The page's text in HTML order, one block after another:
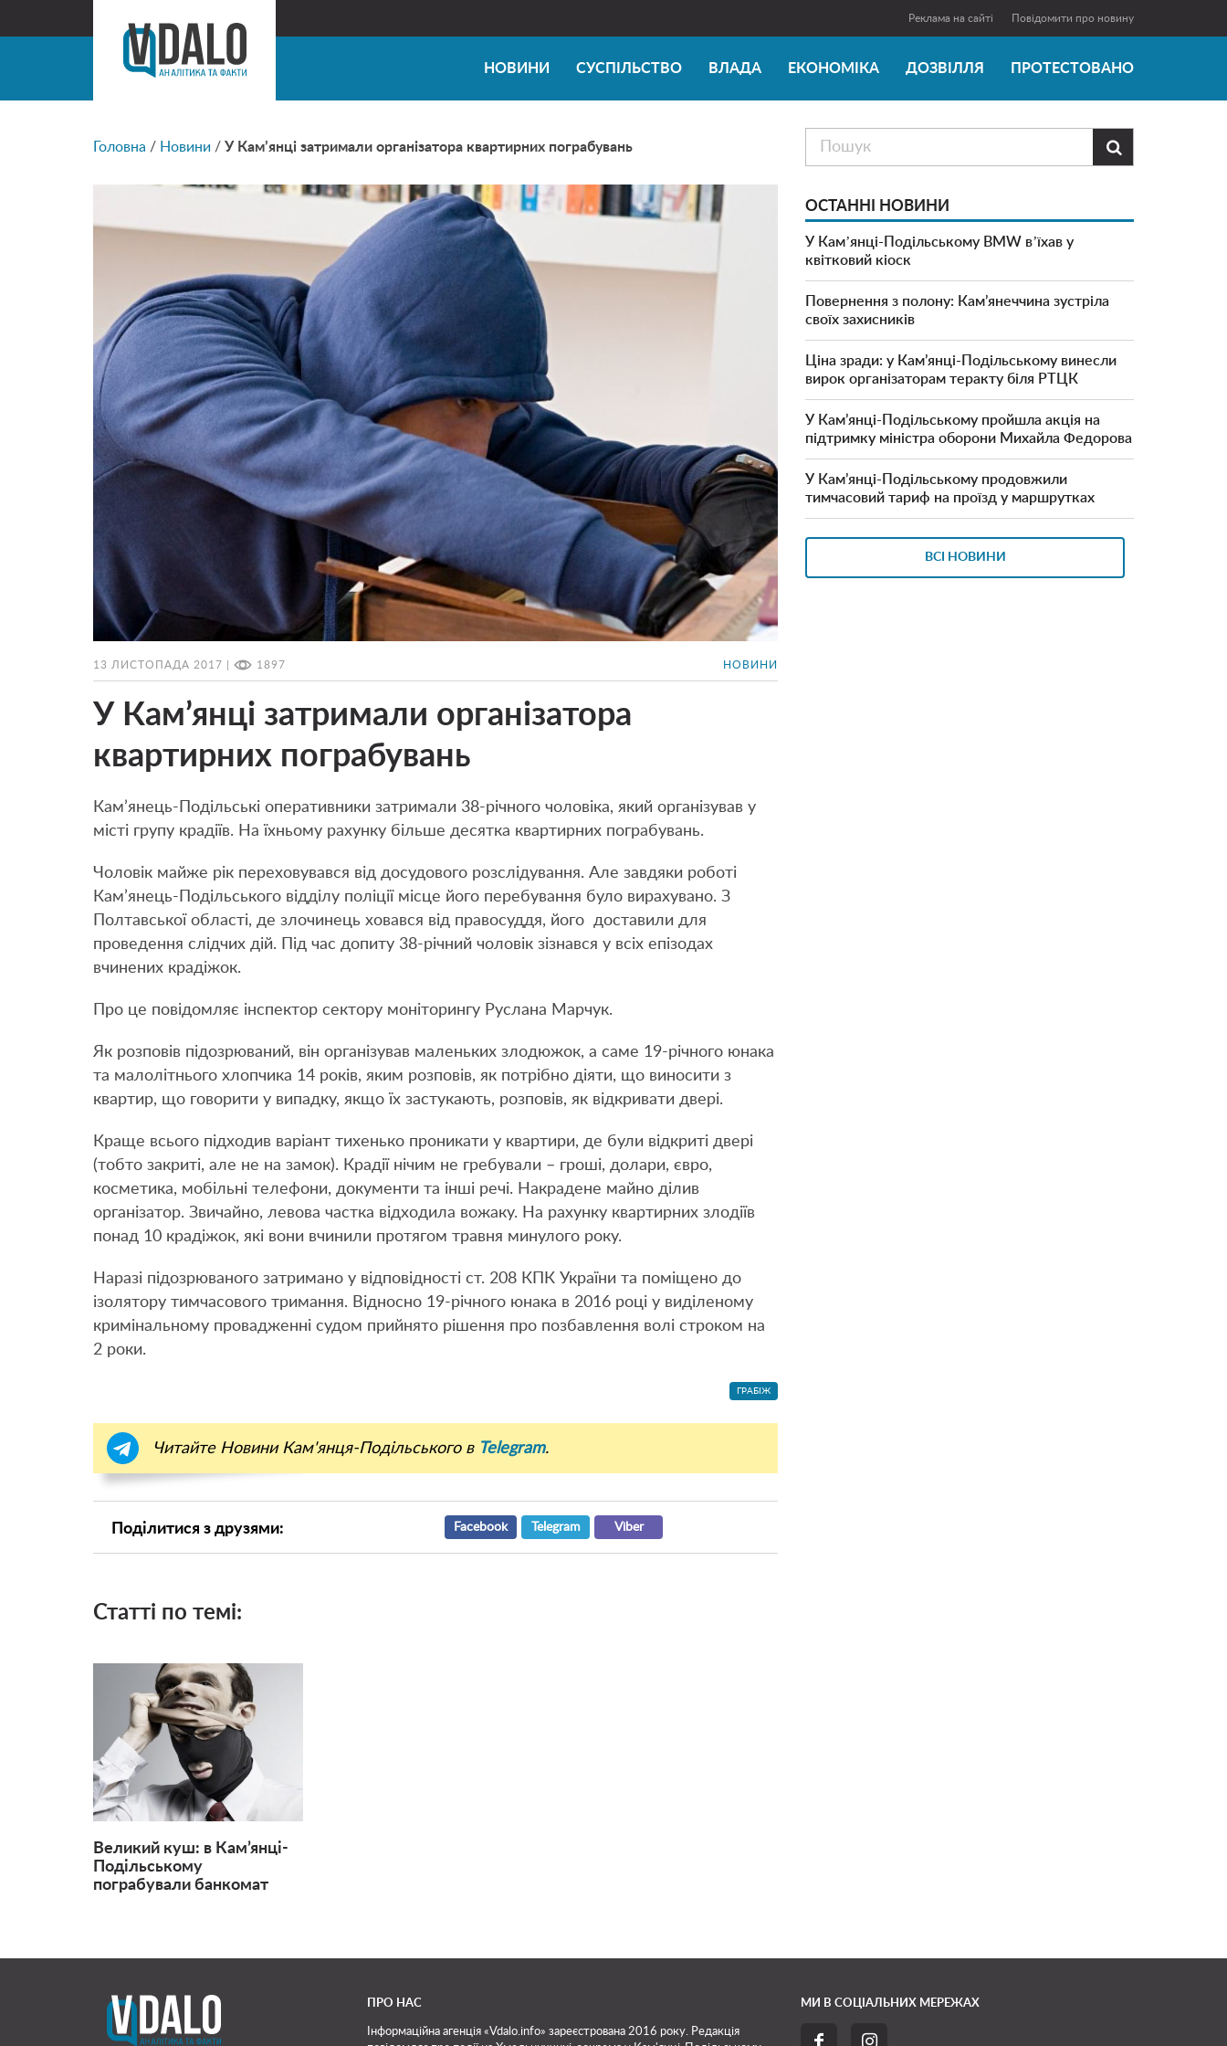
Реклама на сайті Повідомити про новину
НОВИНИ СУСПІЛЬСТВО ВЛАДА ЕКОНОМІКА ДОЗВІЛЛЯ ПРОТЕСТОВАНО
Головна / Новини / У Кам’янці затримали організатора квартирних пограбувань
13 ЛИСТОПАДА 2017 | 1897 НОВИНИ
У Кам’янці затримали організатора
квартирних пограбувань
Кам’янець-Подільські оперативники затримали 38-річного чоловіка, який організував у
місті групу крадіїв. На їхньому рахунку більше десятка квартирних пограбувань.
Чоловік майже рік переховувався від досудового розслідування. Але завдяки роботі
Кам’янець-Подільського відділу поліції місце його перебування було вирахувано. З
Полтавської області, де злочинець ховався від правосуддя, його доставили для
проведення слідчих дій. Під час допиту 38-річний чоловік зізнався у всіх епізодах
вчинених крадіжок.
Про це повідомляє інспектор сектору моніторингу Руслана Марчук.
Як розповів підозрюваний, він організував маленьких злодюжок, а саме 19-річного юнака
та малолітнього хлопчика 14 років, яким розповів, як потрібно діяти, що виносити з
квартир, що говорити у випадку, якщо їх застукають, розповів, як відкривати двері.
Краще всього підходив варіант тихенько проникати у квартири, де були відкриті двері
(тобто закриті, але не на замок). Крадії нічим не гребували – гроші, долари, євро,
косметика, мобільні телефони, документи та інші речі. Накрадене майно ділив
організатор. Звичайно, левова частка відходила вожаку. На рахунку квартирних злодіїв
понад 10 крадіжок, які вони вчинили протягом травня минулого року.
Наразі підозрюваного затримано у відповідності ст. 208 КПК України та поміщено до
ізолятору тимчасового тримання. Відносно 19-річного юнака в 2016 році у виділеному
кримінальному провадженні судом прийнято рішення про позбавлення волі строком на
2 роки.
ГРАБІЖ
Читайте Новини Кам'янця-Подільського в Telegram.
Поділитися з друзями: Facebook Telegram Viber
Статті по темі:
Великий куш: в Кам’янці-
Подільському
пограбували банкомат

ОСТАННІ НОВИНИ
У Камʼянці-Подільському BMW вʼїхав у
квітковий кіоск
Повернення з полону: Кам’янеччина зустріла
своїх захисників
Ціна зради: у Кам’янці-Подільському винесли
вирок організаторам теракту біля РТЦК
У Кам’янці-Подільському пройшла акція на
підтримку міністра оборони Михайла Федорова
У Кам’янці-Подільському продовжили
тимчасовий тариф на проїзд у маршрутках
ВСІ НОВИНИ
ПРО НАС
Інформаційна агенція «Vdalo.info» зареєстрована 2016 року. Редакція
МИ В СОЦІАЛЬНИХ МЕРЕЖАХ
 